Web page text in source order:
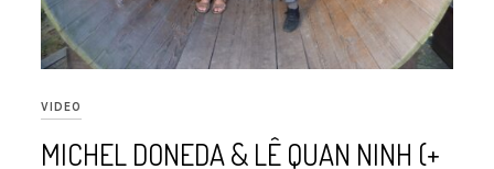
VIDEO
MICHEL DONEDA & LÊ QUAN NINH (+